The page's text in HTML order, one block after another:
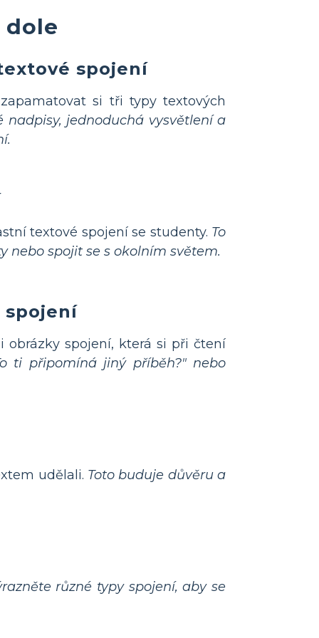
dole
spojení
si tři typy textových
nadpisy, jednoduchá vysvětlení a
textové spojení se studenty. To
nebo spojit se s okolním světem.
spojení
obrázky spojení, která si při čtení
ti připomíná jiný příběh?" nebo
udělali. Toto buduje důvěru a
různé typy spojení, aby se